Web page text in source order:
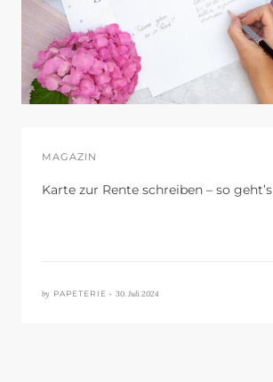
MAGAZIN
Karte zur Rente schreiben – so geht’s
by PAPETERIE • 30. Juli 2024